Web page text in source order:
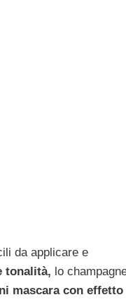
da applicare e
tonalità, lo
mascara con effetto